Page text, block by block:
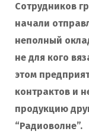
Сотрудников
начали
неполный
не для кого
этом
контрактов и
продукцию
“Радиоволне”.